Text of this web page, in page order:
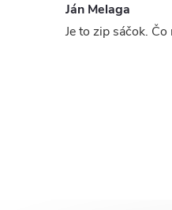
Ján Melaga
Je to zip sáčok.